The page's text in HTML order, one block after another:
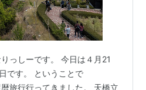
っしーです。 今日は４月21
です。 ということで
旅行行ってきました。 天橋立